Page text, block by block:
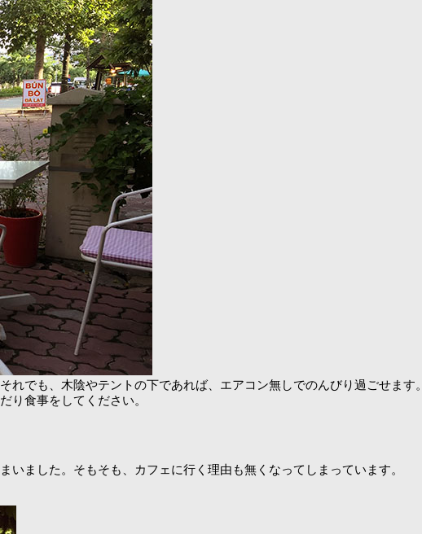
でも、木陰やテントの下であれば、エアコン無しでのんびり過ごせます。
り食事をしてください。
ました。そもそも、カフェに行く理由も無くなってしまっています。